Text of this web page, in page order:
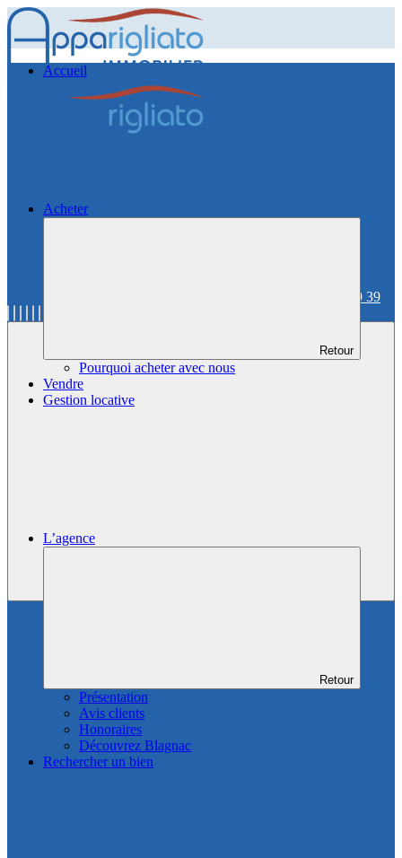
06 59 36 59 39
Accueil
Acheter
Retour
Pourquoi acheter avec nous
Vendre
Gestion locative
L’agence
Retour
Présentation
Avis clients
Honoraires
Découvrez Blagnac
Rechercher un bien